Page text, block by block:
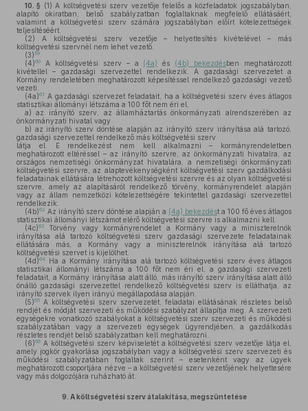
10. § (1) A költségvetési szerv vezetője felelős a közfeladatok jogszabályban,
alapító okiratban, belső szabályzatban foglaltaknak megfelelő ellátásáért,
valamint a költségvetési szerv számára jogszabályban előírt kötelezettségek
teljesítéséért.
(2) A költségvetési szerv vezetője – helyettesítés kivételével – más
költségvetési szervnél nem lehet vezető.
(3)59
(4)60 A költségvetési szerv – a (4a) és (4b) bekezdésben meghatározott
kivétellel – gazdasági szervezettel rendelkezik. A gazdasági szervezetet a
Kormány rendeletében meghatározott képesítéssel rendelkező gazdasági vezető
vezeti.
(4a)61 A gazdasági szervezet feladatait, ha a költségvetési szerv éves átlagos
statisztikai állományi létszáma a 100 főt nem éri el,
a) az irányító szerv, az államháztartás önkormányzati alrendszerében az
önkormányzati hivatal vagy
b) az irányító szerv döntése alapján az irányító szerv irányítása alá tartozó,
gazdasági szervezettel rendelkező más költségvetési szerv
látja el. E rendelkezést nem kell alkalmazni – kormányrendeletben
meghatározott eltéréssel – az irányító szervre, az önkormányzati hivatalra, az
országos nemzetiségi önkormányzat hivatalára, a nemzetiségi önkormányzati
költségvetési szervre, az alaptevékenységként költségvetési szerv gazdálkodási
feladatainak ellátására létrehozott költségvetési szervre és az olyan költségvetési
szervre, amely az alapításáról rendelkező törvény, kormányrendelet alapján
vagy az állam nemzetközi kötelezettségére tekintettel gazdasági szervezettel
rendelkezik.
(4b)62 Az irányító szerv döntése alapján a (4a) bekezdést a 100 fő éves átlagos
statisztikai állományi létszámot elérő költségvetési szervre is alkalmazni kell.
(4c)63
Törvény vagy kormányrendelet a Kormány vagy a miniszterelnök
irányítása alá tartozó költségvetési szerv gazdasági szervezete feladatainak
ellátására más, a Kormány vagy a miniszterelnök irányítása alá tartozó
költségvetési szervet is kijelölhet.
(4d)64
Ha a Kormány irányítása alá tartozó költségvetési szerv éves átlagos
statisztikai állományi létszáma a 100 főt nem éri el, a gazdasági szervezeti
feladatait, a Kormány irányítása alatt álló, más irányító szerv irányítása alatt álló
önálló gazdasági szervezettel rendelkező költségvetési szerv is elláthatja, az
irányító szervek ilyen irányú megállapodása alapján.
(5)65 A költségvetési szerv szervezetét, feladatai ellátásának részletes belső
rendjét és módját szervezeti és működési szabályzat állapítja meg. A szervezeti
egységekre vonatkozó szabályokat a költségvetési szerv szervezeti és működési
szabályzatában vagy a szervezeti egységek ügyrendjében, a gazdálkodás
részletes rendjét belső szabályzatban kell meghatározni.
(6)66 A költségvetési szerv képviseletét a költségvetési szerv vezetője látja el,
amely jogkör gyakorlása jogszabályban vagy a költségvetési szerv szervezeti és
működési szabályzatában foglaltak szerint – esetenként vagy az ügyek
meghatározott csoportjára nézve – a költségvetési szerv vezetőjének helyettesére
vagy más dolgozójára ruházható át.
9. A költségvetési szerv átalakítása, megszüntetése